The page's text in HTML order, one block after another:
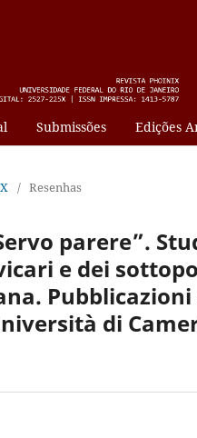
Submissões Edições
/ Resenhas
parere”.
e dei
di